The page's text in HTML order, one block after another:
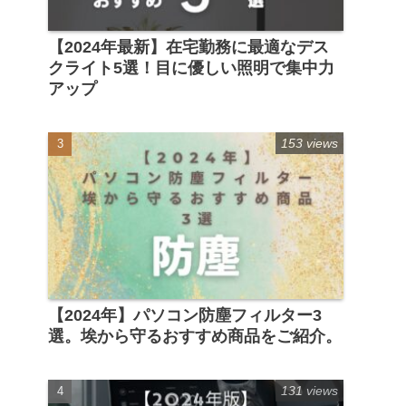
【2024年最新】在宅勤務に最適なデス
クライト5選！目に優しい照明で集中力
アップ
【2024年】パソコン防塵フィルター3
選。埃から守るおすすめ商品をご紹介。
153 views
131 views